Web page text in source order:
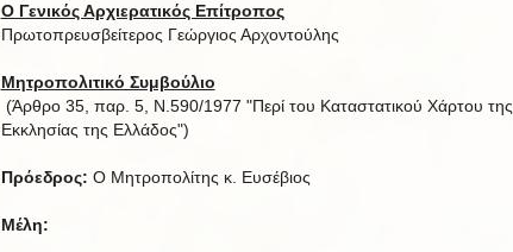
Ο Γενικός Αρχιερατικός Επίτροπος
Πρωτοπρευσβείτερος Γεώργιος Αρχοντούλης
Μητροπολιτικό Συμβούλιο
(Άρθρο 35, παρ. 5, Ν.590/1977 "Περί του Καταστατικού Χάρτου της
Εκκλησίας της Ελλάδος")
Πρόεδρος: Ο Μητροπολίτης κ. Ευσέβιος
Μέλη: